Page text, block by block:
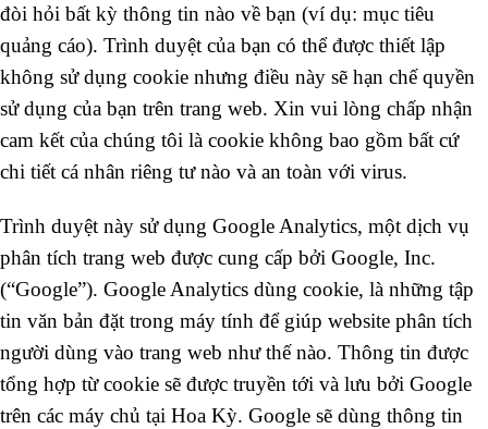
đòi hỏi bất kỳ thông tin nào về bạn (ví dụ: mục tiêu
quảng cáo). Trình duyệt của bạn có thể được thiết lập
không sử dụng cookie nhưng điều này sẽ hạn chế quyền
sử dụng của bạn trên trang web. Xin vui lòng chấp nhận
cam kết của chúng tôi là cookie không bao gồm bất cứ
chi tiết cá nhân riêng tư nào và an toàn với virus.
Trình duyệt này sử dụng Google Analytics, một dịch vụ
phân tích trang web được cung cấp bởi Google, Inc.
(“Google”). Google Analytics dùng cookie, là những tập
tin văn bản đặt trong máy tính để giúp website phân tích
người dùng vào trang web như thế nào. Thông tin được
tổng hợp từ cookie sẽ được truyền tới và lưu bởi Google
trên các máy chủ tại Hoa Kỳ. Google sẽ dùng thông tin